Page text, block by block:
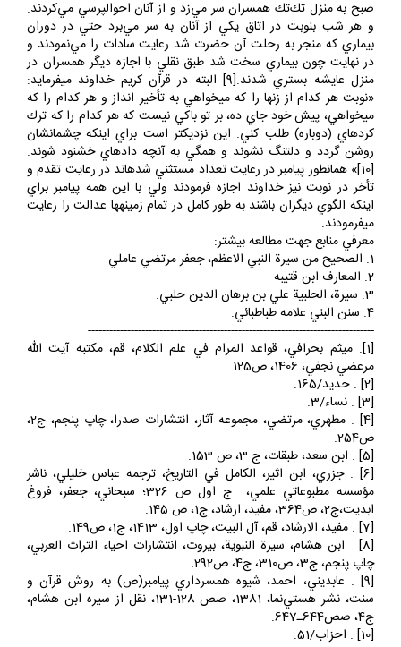
صبح به منزل تك‌تك همسران سر مي‌زد و از آنان احوالپرسي مي‌كردند.
و هر شب بنوبت در اتاق يكي از آنان به سر مي‌برد حتي در دوران
بيماري كه منجر به رحلت آن حضرت شد رعايت سادات را مي‌نمودند و
در نهايت چون بيماري سخت شد طبق نقلي با اجازه ديگر همسران در
منزل عايشه بستري شدند.[9] البته در قرآن كريم خداوند مي‎فرمايد:
«نوبت هر كدام از زنها را كه مي‎خواهي به تأخير انداز و هر كدام را كه
مي‎خواهي، پيش خود جاي ده، بر تو باكي نيست كه هر كدام را كه ترك
كرده‎اي (دوباره) طلب كني. اين نزديك‎تر است براي اينكه چشمانشان
روشن گردد و دلتنگ نشوند و همگي به آنچه داده‎اي خشنود شوند.
[10]» همان‎طور پيامبر در رعايت تعداد مستثني شده‎اند در رعايت تقدم و
تأخر در نوبت نيز خداوند اجازه فرمودند ولي با اين همه پيامبر براي
اينكه الگوي ديگران باشند به طور كامل در تمام زمينه‎ها عدالت را رعايت
مي‎فرمودند.
معرفي منابع جهت مطالعه بيشتر:
1. الصحيح من سيرة‌ النبي الاعظم،‌ جعفر مرتضي عاملي
2. المعارف ابن قتيبه
3. سيرة، ‌الحلبية ‌علي بن برهان الدين حلبي.
4. سنن البني علامه طباطبائي.
--------------------------------------------------------------------------------
[1]. ميثم بحرافي، قواعد المرام في علم الكلام، قم، مكتبه آيت الله
مرعضي نجفي، 1406، ص125
[2] . ‌حديد/165.
[3] . نساء/3.
[4] . مطهري، مرتضي، مجموعه آثار، انتشارات صدرا، چاپ پنجم، ج2،
ص254.
[5] . ابن سعد، ‌طبقات، ج 3، ص 153.
[6] . جزري، ابن اثير، ‌الكامل في التاريخ، ترجمه عباس خليلي، ناشر
مؤسسه مطبوعاتي علمي، ‌ ج اول ص 326؛ سبحاني، جعفر، ‌فروغ
ابديت،‌ج2، ص364، ‌مفيد، ارشاد، ج1، ص 145.
[7] . مفيد، الارشاد، قم، آل البيت، چاپ اول، 1413، ج1،‌ ص149.
[8] . ابن هشام، سيرة النبوية،‌ بيروت، ‌انتشارات احياء التراث العربي،
چاپ پنجم، ج3، ص310،‌ ج4،‌ ص292.
[9] . عابديني، احمد، شيوه همسرداري پيامبر(ص) به روش قرآن و
سنت، ‌نشر هستي‌نما، 1381، ‌صص 128-131، نقل از سيره ابن هشام،
ج4، صص644ـ647.
[10] . احزاب/51.